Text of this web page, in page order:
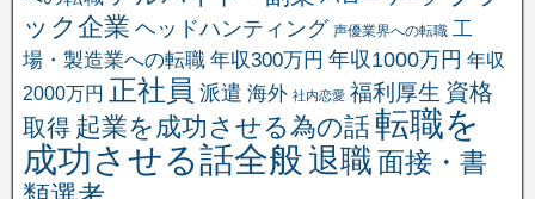
ック企業 ヘッドハンティング 声優業界への転職 工
場・製造業への転職 年収300万円 年収1000万円 年収
2000万円 正社員 派遣 海外 社内恋愛 福利厚生 資格
取得 起業を成功させる為の話転職を
成功させる話全般退職面接・書